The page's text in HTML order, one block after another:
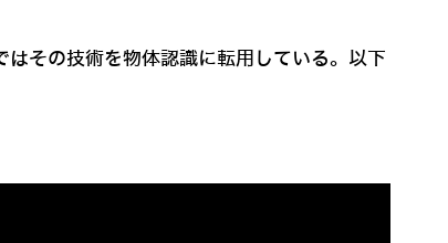
その技術を物体認識に転用している。以下